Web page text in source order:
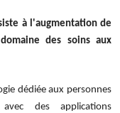
à l'augmentation de
des soins aux
dédiée aux personnes
des applications